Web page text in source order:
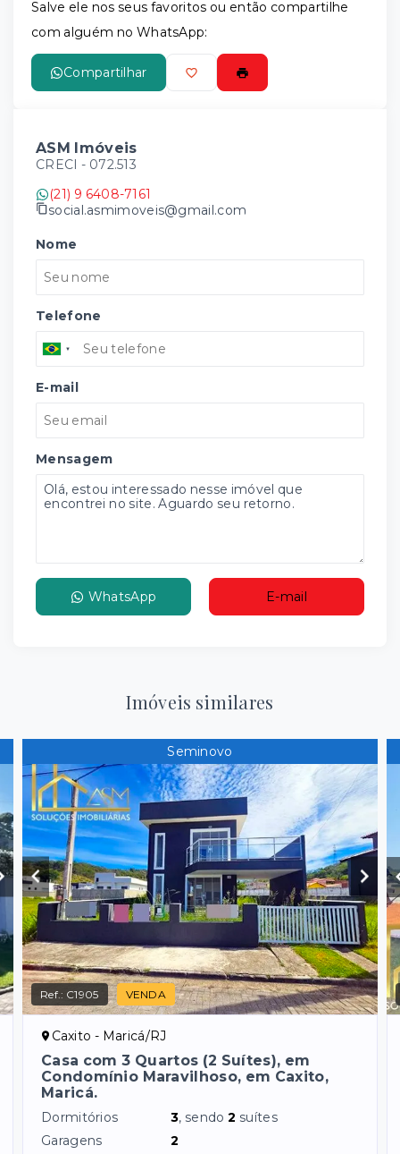
Salve ele nos seus favoritos ou então compartilhe
com alguém no WhatsApp:
Compartilhar
ASM Imóveis
CRECI - 072.513
(21) 9 6408-7161
social.asmimoveis@gmail.com
Nome
Telefone
E-mail
Mensagem
WhatsApp E-mail
Imóveis similares
Seminovo
Ref.: C1905 VENDA
Caxito - Maricá/RJ
Casa com 3 Quartos (2 Suítes), em
Condomínio Maravilhoso, em Caxito,
Maricá.
Dormitórios 3, sendo2 suítes
Garagens
2